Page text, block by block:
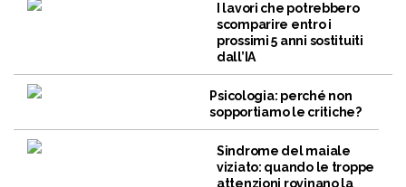
I lavori che potrebbero
scomparire entro i
prossimi 5 anni sostituiti
dall’IA
Psicologia: perché non
sopportiamo le critiche?
Sindrome del maiale
viziato: quando le troppe
attenzioni rovinano la